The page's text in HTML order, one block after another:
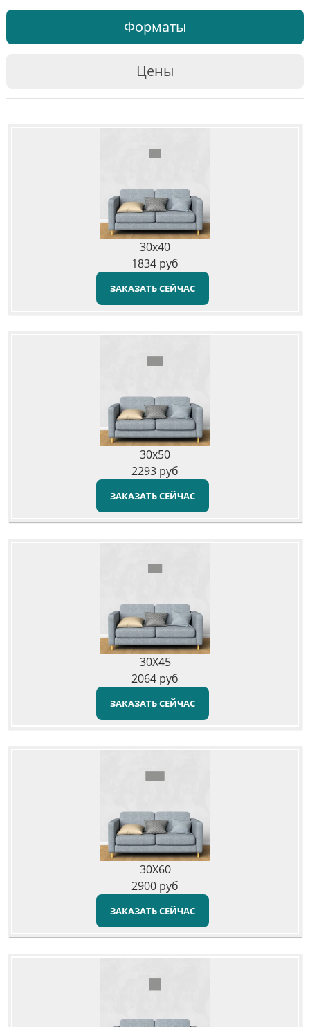
Форматы
Цены
30x40
1834 руб
ЗАКАЗАТЬ СЕЙЧАС
30x50
2293 руб
ЗАКАЗАТЬ СЕЙЧАС
30X45
2064 руб
ЗАКАЗАТЬ СЕЙЧАС
30X60
2900 руб
ЗАКАЗАТЬ СЕЙЧАС